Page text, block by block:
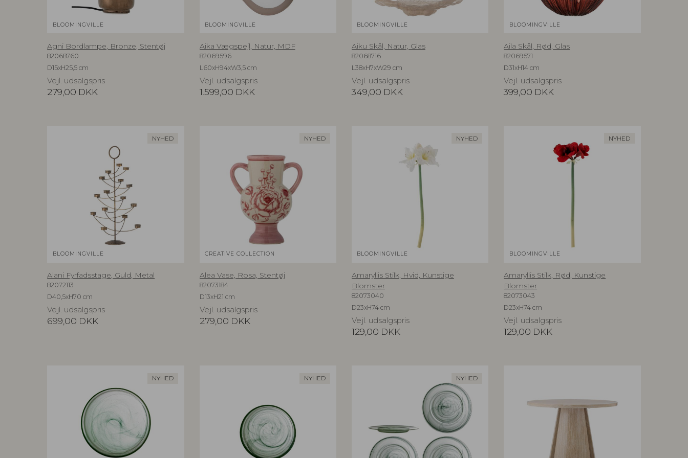
BLOOMINGVILLE
Agni Bordlampe, Bronze, Stentøj
82068760
D15xH25,5 cm
Vejl. udsalgspris
279,00 DKK
BLOOMINGVILLE
Aika Vægspejl, Natur, MDF
82069596
L60xH94xW3,5 cm
Vejl. udsalgspris
1.599,00 DKK
BLOOMINGVILLE
Aiku Skål, Natur, Glas
82068716
L38xH7xW29 cm
Vejl. udsalgspris
349,00 DKK
BLOOMINGVILLE
Aila Skål, Rød, Glas
82069571
D31xH14 cm
Vejl. udsalgspris
399,00 DKK
NYHED
BLOOMINGVILLE
Alani Fyrfadsstage, Guld, Metal
82072113
D40,5xH70 cm
Vejl. udsalgspris
699,00 DKK
NYHED
CREATIVE COLLECTION
Alea Vase, Rosa, Stentøj
82073184
D13xH21 cm
Vejl. udsalgspris
279,00 DKK
NYHED
BLOOMINGVILLE
Amaryllis Stilk, Hvid, Kunstige
Blomster
82073040
D23xH74 cm
Vejl. udsalgspris
129,00 DKK
NYHED
BLOOMINGVILLE
Amaryllis Stilk, Rød, Kunstige
Blomster
82073043
D23xH74 cm
Vejl. udsalgspris
129,00 DKK
NYHED NYHED NYHED